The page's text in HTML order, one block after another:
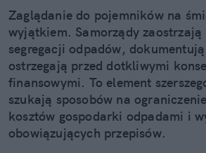
Zaglądanie do pojemników na
wyjątkiem. Samorządy
segregacji odpadów,
ostrzegają przed dotkliwymi
finansowymi. To element
szukają sposobów na
kosztów gospodarki odpadami i
obowiązujących przepisów.